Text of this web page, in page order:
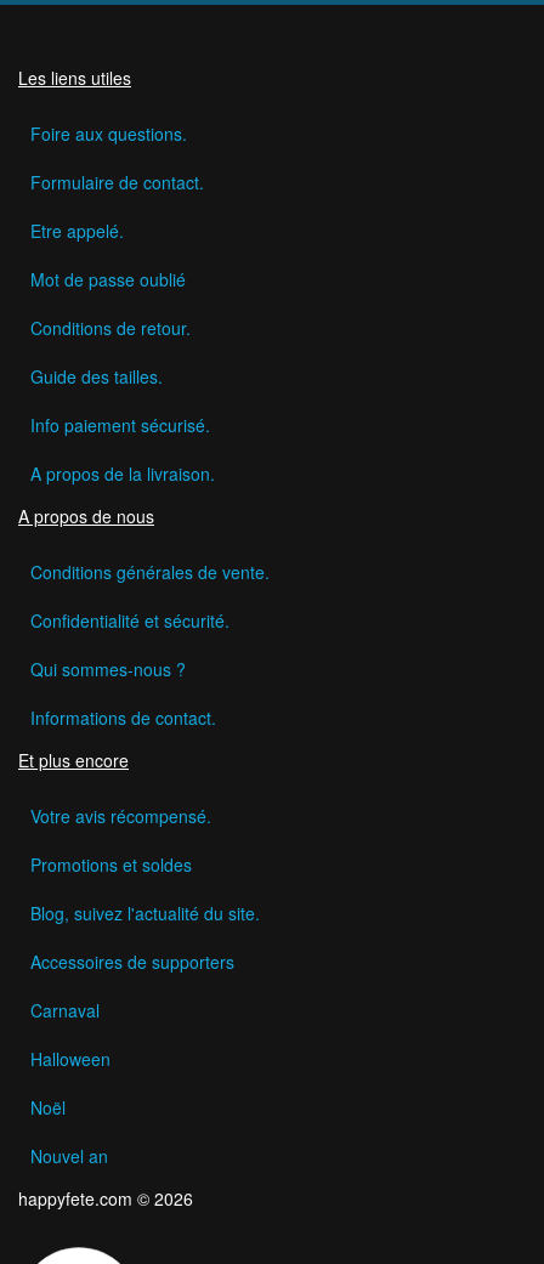
Les liens utiles
Foire aux questions.
Formulaire de contact.
Etre appelé.
Mot de passe oublié
Conditions de retour.
Guide des tailles.
Info paiement sécurisé.
A propos de la livraison.
A propos de nous
Conditions générales de vente.
Confidentialité et sécurité.
Qui sommes-nous ?
Informations de contact.
Et plus encore
Votre avis récompensé.
Promotions et soldes
Blog, suivez l'actualité du site.
Accessoires de supporters
Carnaval
Halloween
Noël
Nouvel an
happyfete.com © 2026